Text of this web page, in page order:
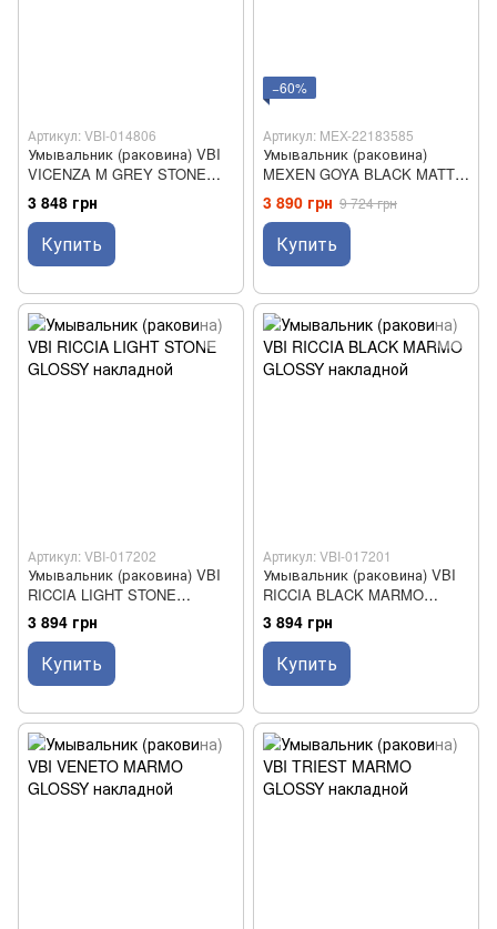
Артикул: VBI-014806
Умывальник (раковина) VBI
VICENZA M GREY STONE
GLOSSY накладной
3 848 грн
Купить
−60%
Артикул: MEX-22183585
Умывальник (раковина)
MEXEN GOYA BLACK MATT
накладной *
3 890 грн 9 724 грн
Купить
Артикул: VBI-017202
Умывальник (раковина) VBI
RICCIA LIGHT STONE
GLOSSY накладной
3 894 грн
Купить
Артикул: VBI-017201
Умывальник (раковина) VBI
RICCIA BLACK MARMO
GLOSSY накладной
3 894 грн
Купить